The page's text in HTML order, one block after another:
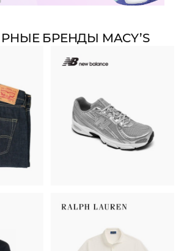
БРЕНДЫ MACY’S